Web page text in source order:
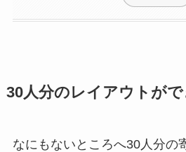
30人分のレイアウトが
なにもないところへ30人分の